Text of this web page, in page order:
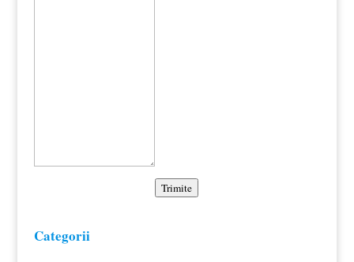
Trimite
Categorii